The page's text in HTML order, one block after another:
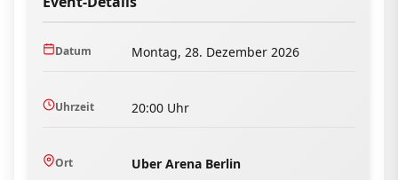
Datum Montag, 28. Dezember 2026
Uhrzeit 20:00 Uhr
Ort Uber Arena Berlin